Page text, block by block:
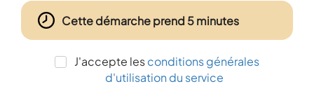
Cette démarche prend 5 minutes
J'accepte lesconditions générales
d'utilisation du service